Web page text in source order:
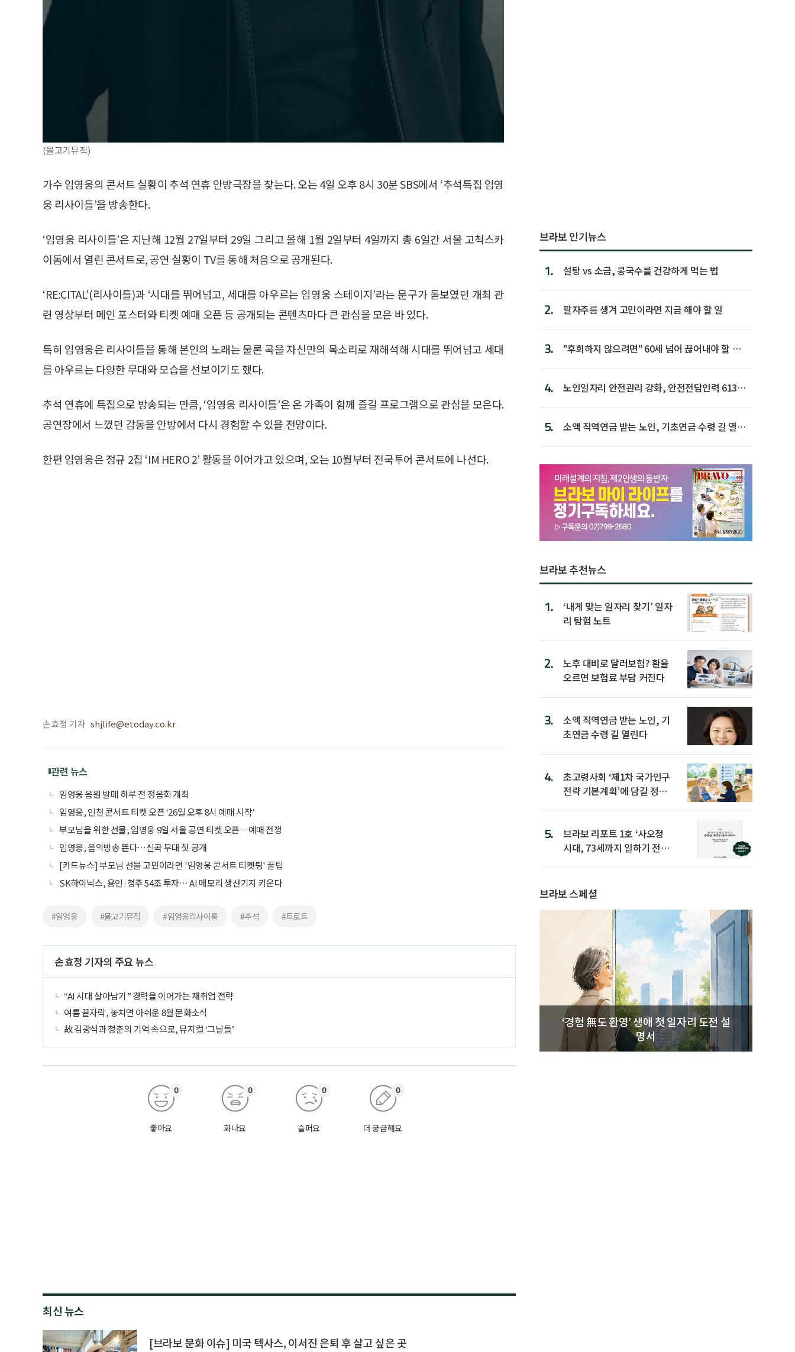
(물고기뮤직)
가수 임영웅의 콘서트 실황이 추석 연휴 안방극장을 찾는다. 오는 4일 오후 8시 30분 SBS에서 ‘추석특집 임영
웅 리사이틀’을 방송한다.
‘임영웅 리사이틀’은 지난해 12월 27일부터 29일 그리고 올해 1월 2일부터 4일까지 총 6일간 서울 고척스카
이돔에서 열린 콘서트로, 공연 실황이 TV를 통해 처음으로 공개된다.
‘RE:CITAL’(리사이틀)과 ‘시대를 뛰어넘고, 세대를 아우르는 임영웅 스테이지’라는 문구가 돋보였던 개최 관
련 영상부터 메인 포스터와 티켓 예매 오픈 등 공개되는 콘텐츠마다 큰 관심을 모은 바 있다.
특히 임영웅은 리사이틀을 통해 본인의 노래는 물론 곡을 자신만의 목소리로 재해석해 시대를 뛰어넘고 세대
를 아우르는 다양한 무대와 모습을 선보이기도 했다.
추석 연휴에 특집으로 방송되는 만큼, ‘임영웅 리사이틀’은 온 가족이 함께 즐길 프로그램으로 관심을 모은다.
공연장에서 느꼈던 감동을 안방에서 다시 경험할 수 있을 전망이다.
한편 임영웅은 정규 2집 ‘IM HERO 2’ 활동을 이어가고 있으며, 오는 10월부터 전국투어 콘서트에 나선다.
손효정 기자 shjlife@etoday.co.kr
관련 뉴스
임영웅 음원 발매 하루 전 청음회 개최
임영웅, 인천 콘서트 티켓 오픈 ‘26일 오후 8시 예매 시작’
부모님을 위한 선물, 임영웅 9일 서울 공연 티켓 오픈…예매 전쟁
임영웅, 음악방송 뜬다…신곡 무대 첫 공개
[카드뉴스] 부모님 선물 고민이라면 '임영웅 콘서트 티켓팅' 꿀팁
SK하이닉스, 용인·청주 54조 투자… AI 메모리 생산기지 키운다
#임영웅 #물고기뮤직 #임영웅리사이틀 #추석 #트로트
손효정 기자의 주요 뉴스
“AI 시대 살아남기” 경력을 이어가는 재취업 전략
여름 끝자락, 놓치면 아쉬운 8월 문화소식
故 김광석과 청춘의 기억 속으로, 뮤지컬 ‘그날들’
좋아요
0
화나요
0
슬퍼요
0
더 궁금해요
0
최신 뉴스
[브라보 문화 이슈] 미국 텍사스, 이서진 은퇴 후 살고 싶은 곳
브라보 인기뉴스
1. 설탕 vs 소금, 콩국수를 건강하게 먹는 법
2. 팔자주름 생겨 고민이라면 지금 해야 할 일
3.
"후회하지 않으려면" 60세 넘어 끊어내야 할 사
4.
노인일자리 안전관리 강화, 안전전담인력 613명
5.
소액 직역연금 받는 노인, 기초연금 수령 길 열린
브라보 추천뉴스
1.
‘내게 맞는 일자리 찾기’ 일자
리 탐험 노트
2.
노후 대비로 달러보험? 환율
오르면 보험료 부담 커진다
3.
소액 직역연금 받는 노인, 기
초연금 수령 길 열린다
4.
초고령사회 ‘제1차 국가인구
전략 기본계획’에 담길 정책
5.
브라보 리포트 1호 ‘사오정
시대, 73세까지 일하기 전략’
브라보 스페셜
‘경험 無도 환영’ 생애 첫 일자리 도전 설
명서